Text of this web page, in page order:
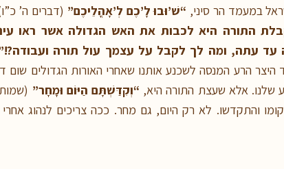
במעמד הר סיני, “שׁ’וּבוּ לָ’כֶם לְ’אָהֳלֵיכֶם” (דברים ה’
התורה היא לכבות את האש הגדולה אשר ראו
עד עתה, ומה לך לקבל על עצמך עול תורה
היצר הרע המנסה לשכנע אותנו שאחרי האורות הגדולים
שלנו. אלא שעצת התורה היא, “וְקִדַּשְׁתָּם הַיּוֹם וּמָחָר”
והתקדשו. לא רק היום, גם מחר. ככה צריכים לנהוג אחרי